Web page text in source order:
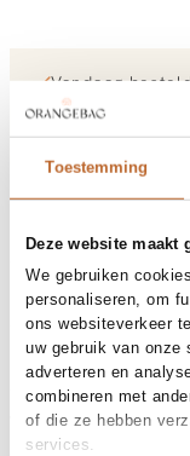
Toestemming
Deze website maakt
We gebruiken
personaliseren, om
ons websiteverkeer
uw gebruik van onze
adverteren en
combineren met
of die ze hebben
services.
Vandaag
Gratis
Fabric
Materiaal
Reiniging
Maat en pasvorm
Maatadvies
Pasvorm
Maat model
Productdetails
Merk
Merk-artikelnummer
Productnaam
Verzenden en retour